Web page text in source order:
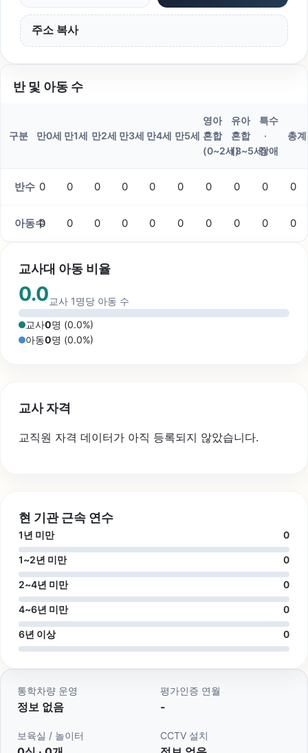
주소 복사
반 및 아동 수
구분 만0세 만1세 만2세 만3세 만4세 만5세
영아
혼합
(0~2세)
유아
혼합
(3~5세)
특수
·
장애
총계
반수 0 0 0 0 0 0 0 0 0 0
아동수
0 0 0 0 0 0 0 0 0 0
교사대 아동 비율
0.0교사 1명당 아동 수
교사0명 (0.0%)
아동0명 (0.0%)
교사 자격
교직원 자격 데이터가 아직 등록되지 않았습니다.
현 기관 근속 연수
1년 미만 0
1~2년 미만 0
2~4년 미만 0
4~6년 미만 0
6년 이상 0
통학차량 운영
정보 없음
평가인증 연월
-
보육실 / 놀이터 CCTV 설치